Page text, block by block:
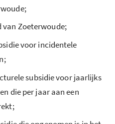
van Zoeterwoude;
voor incidentele
subsidie voor jaarlijks
die per jaar aan een